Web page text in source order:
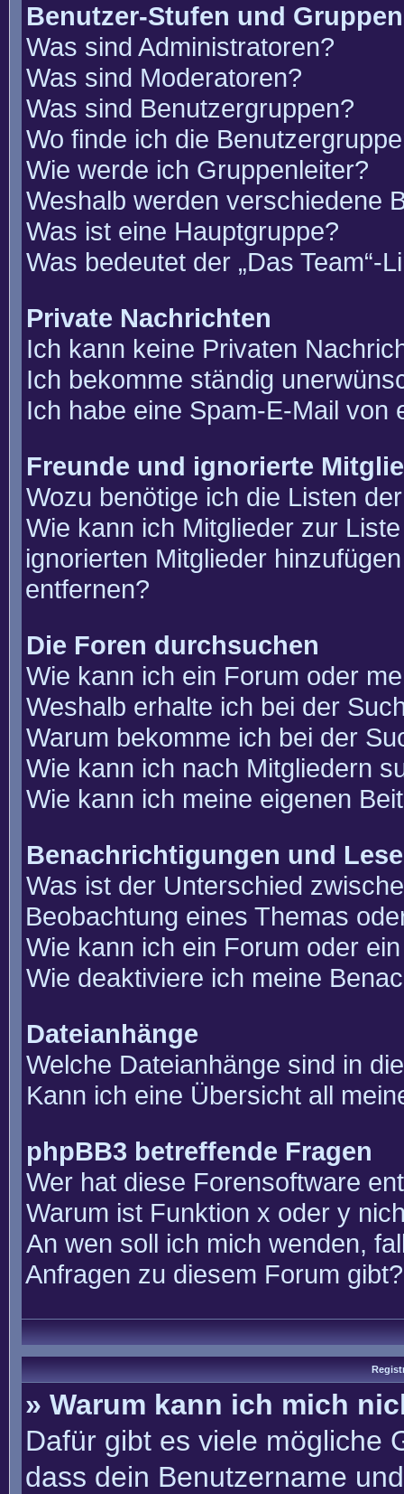
Benutzer-Stufen und Gruppen
Was sind Administratoren?
Was sind Moderatoren?
Was sind Benutzergruppen?
Wo finde ich die
Wie werde ich Gruppenleiter?
Weshalb werden verschiedene
Was ist eine Hauptgruppe?
Was bedeutet der „Das Team“-
Private Nachrichten
Ich kann keine Privaten
Ich bekomme ständig
Ich habe eine Spam-E-Mail von
Freunde und ignorierte
Wozu benötige ich die Listen
Wie kann ich Mitglieder zur
ignorierten Mitglieder
entfernen?
Die Foren durchsuchen
Wie kann ich ein Forum oder
Weshalb erhalte ich bei der
Warum bekomme ich bei der
Wie kann ich nach Mitgliedern
Wie kann ich meine eigenen
Benachrichtigungen und
Was ist der Unterschied
Beobachtung eines Themas
Wie kann ich ein Forum oder
Wie deaktiviere ich meine
Dateianhänge
Welche Dateianhänge sind in
Kann ich eine Übersicht all
phpBB3 betreffende Fragen
Wer hat diese Forensoftware
Warum ist Funktion x oder y
An wen soll ich mich wenden,
Anfragen zu diesem Forum gibt?
» Warum kann ich mich
Dafür gibt es viele mögliche
dass dein Benutzername